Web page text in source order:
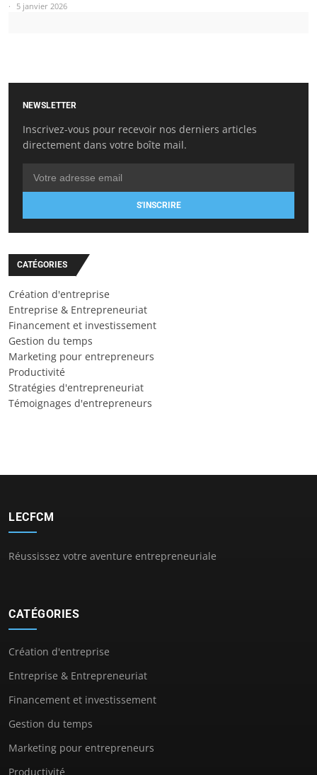
5 janvier 2026
NEWSLETTER
Inscrivez-vous pour recevoir nos derniers articles
directement dans votre boîte mail.
S'INSCRIRE
CATÉGORIES
Création d'entreprise
Entreprise & Entrepreneuriat
Financement et investissement
Gestion du temps
Marketing pour entrepreneurs
Productivité
Stratégies d'entrepreneuriat
Témoignages d'entrepreneurs
LECFCM
Réussissez votre aventure entrepreneuriale
CATÉGORIES
Création d'entreprise
Entreprise & Entrepreneuriat
Financement et investissement
Gestion du temps
Marketing pour entrepreneurs
Productivité